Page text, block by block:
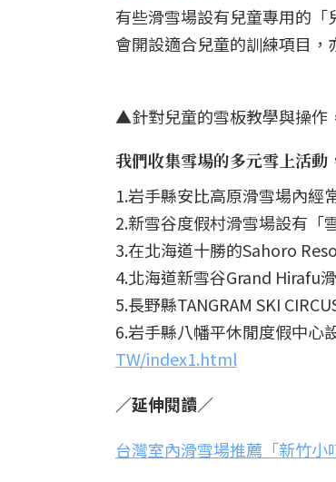
有些滑雪場設有兒童專用的
會開設適合兒童的訓練項目，
▲針對兒童的雪板教學與操作
我們收集雪場的多元雪上活動
1.岩手縣安比高原滑雪場內經
2.新雪谷度假村滑雪場設有「
3.在北海道十勝的Sahoro
4.北海道新雪谷Grand Hirafu
5.長野縣TANGRAM SKI
6.岩手縣八幡平休閒度假中心
TW/index1.html
／延伸閱讀／
台灣室內滑雪場推薦「新竹小